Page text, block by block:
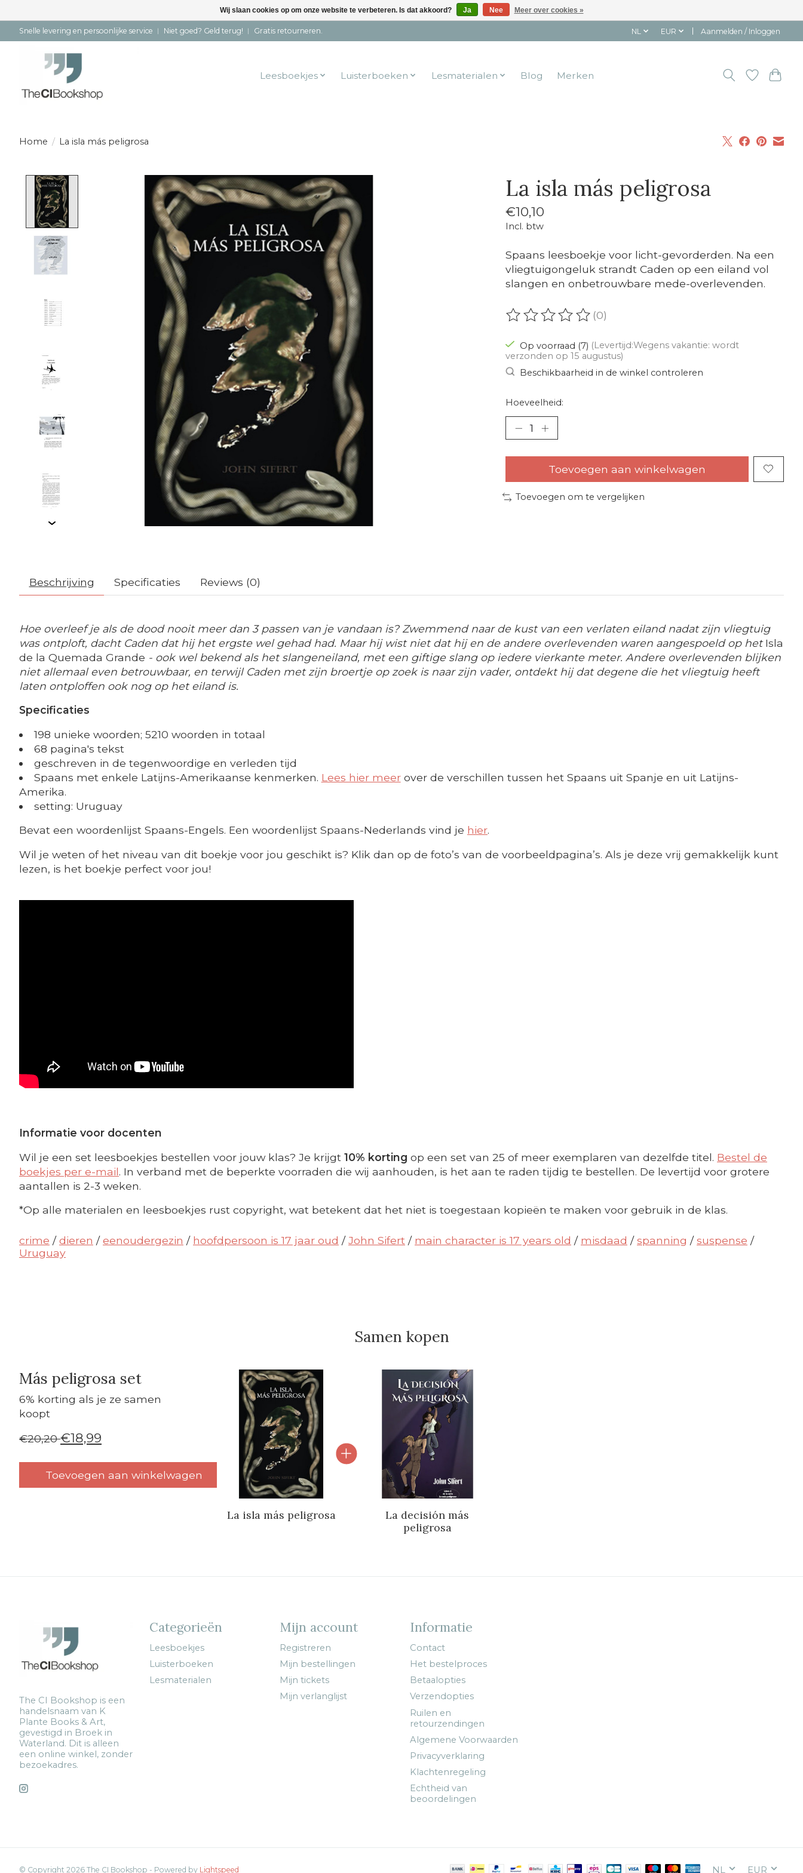
Snelle levering en persoonlijke service ︱ Niet goed? Geld terug! ︱ Gratis retourneren. NL EUR Aanmelden / Inloggen
Leesboekjes Luisterboeken Lesmaterialen Blog Merken
Home / La isla más peligrosa
Product image slideshow Items La isla más peligrosa
€10,10
Incl. btw
Spaans leesboekje voor licht-gevorderden. Na een
vliegtuigongeluk strandt Caden op een eiland vol
slangen en onbetrouwbare mede-overlevenden.
De beoordeling van dit product is
(0)
Op voorraad (7) (Levertijd:Wegens vakantie: wordt
verzonden op 15 augustus)
Beschikbaarheid in de winkel controleren
Hoeveelheid:
Toevoegen aan winkelwagen
Toevoegen om te vergelijken
Beschrijving Specificaties Reviews (0)
Hoe overleef je als de dood nooit meer dan 3 passen van je vandaan is? Zwemmend naar de kust van een verlaten eiland nadat zijn vliegtuig
was ontploft, dacht Caden dat hij het ergste wel gehad had. Maar hij wist niet dat hij en de andere overlevenden waren aangespoeld op hetIsla
de la Quemada Grande - ook wel bekend als het slangeneiland, met een giftige slang op iedere vierkante meter. Andere overlevenden blijken
niet allemaal even betrouwbaar, en terwijl Caden met zijn broertje op zoek is naar zijn vader, ontdekt hij dat degene die het vliegtuig heeft
laten ontploffen ook nog op het eiland is.
Specificaties
198 unieke woorden; 5210 woorden in totaal
68 pagina's tekst
geschreven in de tegenwoordige en verleden tijd
Spaans met enkele Latijns-Amerikaanse kenmerken. Lees hier meerover de verschillen tussen het Spaans uit Spanje en uit Latijns-
Amerika.
setting: Uruguay
Bevat een woordenlijst Spaans-Engels. Een woordenlijst Spaans-Nederlands vind je hier.
Wil je weten of het niveau van dit boekje voor jou geschikt is? Klik dan op de foto’s van de voorbeeldpagina’s. Als je deze vrij gemakkelijk kunt
lezen, is het boekje perfect voor jou!
Informatie voor docenten
Wil je een set leesboekjes bestellen voor jouw klas? Je krijgt 10% korting op een set van 25 of meer exemplaren van dezelfde titel. Bestel de
boekjes per e-mail. In verband met de beperkte voorraden die wij aanhouden, is het aan te raden tijdig te bestellen. De levertijd voor grotere
aantallen is 2-3 weken.
*Op alle materialen en leesboekjes rust copyright, wat betekent dat het niet is toegestaan kopieën te maken voor gebruik in de klas.
crime /dieren /eenoudergezin / hoofdpersoon is 17 jaar oud /John Sifert / main character is 17 years old / misdaad /spanning /suspense /
Uruguay
Samen kopen
Más peligrosa set
6% korting als je ze samen
koopt
€20,20€18,99
Toevoegen aan winkelwagen
Carrousel van gebundelde producten
La isla más peligrosa
La decisión más
peligrosa
The CI Bookshop is een
handelsnaam van K
Plante Books & Art,
gevestigd in Broek in
Waterland. Dit is alleen
een online winkel, zonder
bezoekadres.
Categorieën
Leesboekjes
Luisterboeken
Lesmaterialen
Mijn account
Registreren
Mijn bestellingen
Mijn tickets
Mijn verlanglijst
Informatie
Contact
Het bestelproces
Betaalopties
Verzendopties
Ruilen en
retourzendingen
Algemene Voorwaarden
Privacyverklaring
Klachtenregeling
Echtheid van
beoordelingen
© Copyright 2026 The CI Bookshop - Powered by Lightspeed NL EUR
Wij slaan cookies op om onze website te verbeteren. Is dat akkoord? Ja Nee Meer over cookies »